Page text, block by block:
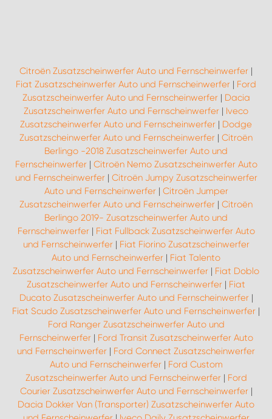
Citroën Zusatzscheinwerfer Auto und Fernscheinwerfer |
Fiat Zusatzscheinwerfer Auto und Fernscheinwerfer | Ford
Zusatzscheinwerfer Auto und Fernscheinwerfer| Dacia
Zusatzscheinwerfer Auto und Fernscheinwerfer | Iveco
Zusatzscheinwerfer Auto und Fernscheinwerfer | Dodge
Zusatzscheinwerfer Auto und Fernscheinwerfer | Citroën
Berlingo -2018 Zusatzscheinwerfer Auto und
Fernscheinwerfer| Citroën Nemo Zusatzscheinwerfer Auto
und Fernscheinwerfer| Citroën Jumpy Zusatzscheinwerfer
Auto und Fernscheinwerfer| Citroën Jumper
Zusatzscheinwerfer Auto und Fernscheinwerfer | Citroën
Berlingo 2019- Zusatzscheinwerfer Auto und
Fernscheinwerfer| Fiat Fullback Zusatzscheinwerfer Auto
und Fernscheinwerfer| Fiat Fiorino Zusatzscheinwerfer
Auto und Fernscheinwerfer | Fiat Talento
Zusatzscheinwerfer Auto und Fernscheinwerfer | Fiat Doblo
Zusatzscheinwerfer Auto und Fernscheinwerfer | Fiat
Ducato Zusatzscheinwerfer Auto und Fernscheinwerfer|
Fiat Scudo Zusatzscheinwerfer Auto und Fernscheinwerfer |
Ford Ranger Zusatzscheinwerfer Auto und
Fernscheinwerfer| Ford Transit Zusatzscheinwerfer Auto
und Fernscheinwerfer | Ford Connect Zusatzscheinwerfer
Auto und Fernscheinwerfer| Ford Custom
Zusatzscheinwerfer Auto und Fernscheinwerfer| Ford
Courier Zusatzscheinwerfer Auto und Fernscheinwerfer|
Dacia Dokker Van (Transporter) Zusatzscheinwerfer Auto